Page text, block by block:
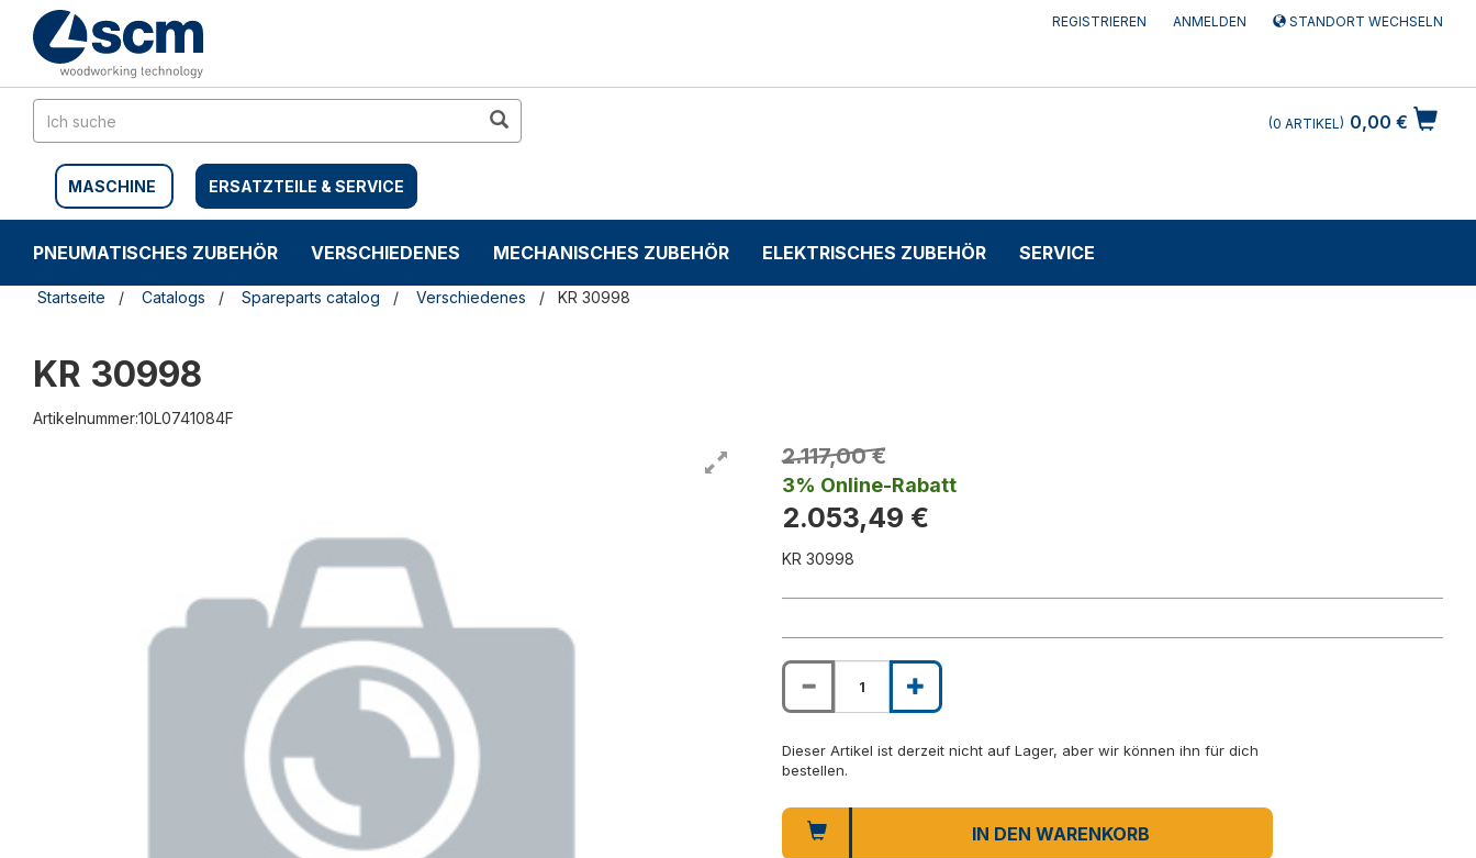
Inhalt
springen
Navigationsmen�
springen
REGISTRIEREN ANMELDEN STANDORT WECHSELN
MASCHINE ERSATZTEILE & SERVICE
0,00 €
0 ARTIKEL
PNEUMATISCHES ZUBEHÖR VERSCHIEDENES MECHANISCHES ZUBEHÖR ELEKTRISCHES ZUBEHÖR SERVICE
Startseite Catalogs Spareparts catalog Verschiedenes KR 30998
KR 30998
Artikelnummer:10L0741084F
2.117,00 €
3% Online-Rabatt
2.053,49 €
KR 30998
Dieser Artikel ist derzeit nicht auf Lager, aber wir können ihn für dich
bestellen.
IN DEN WARENKORB